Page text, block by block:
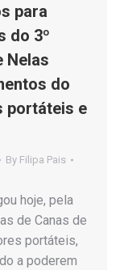
para
do 3º
Nelas
do
portáteis e
By Filipa Pais
hoje, pela
de Canas de
portáteis,
a poderem